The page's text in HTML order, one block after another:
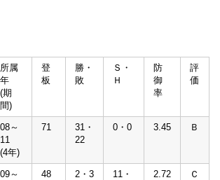
所属
年
(期
間)
登
板
勝・
敗
Ｓ・
Ｈ
防
御
率
評
価
08～
11
(4年)
71
31・
22
0・0 3.45 Ｂ
09～
48 2・3
11・
2.72 Ｃ